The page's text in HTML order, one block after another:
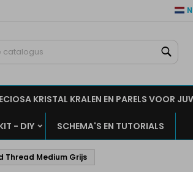
KRISTAL KRALEN EN PARELS VOOR
- DIY SCHEMA'S EN TUTORIALS
Thread Medium Grijs
producten in uw verlanglijst op te slaan.
Annuleren